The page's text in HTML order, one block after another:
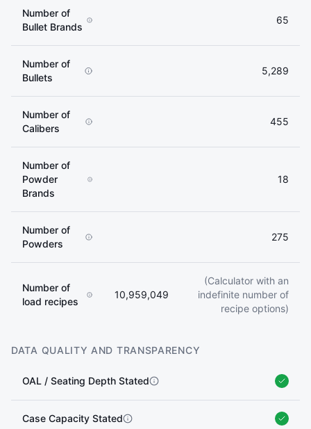
Number of
Bullet Brands
65
Number of
Bullets
5,289
Number of
Calibers
455
Number of
Powder
Brands
18
Number of
Powders
275
Number of
load recipes
10,959,049
(Calculator with an
indefinite number of
recipe options)
DATA QUALITY AND TRANSPARENCY
OAL / Seating Depth Stated
Case Capacity Stated